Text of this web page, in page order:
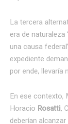
La tercera
era de
una causa
expediente
por ende, llevaría
En ese contexto,
Horacio Rosatti,
deberían